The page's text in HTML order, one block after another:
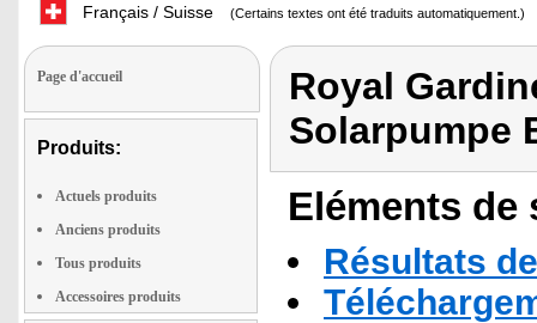
Français / Suisse (Certains textes ont été traduits automatiquement.)
Page d'accueil
Produits:
Actuels produits
Anciens produits
Tous produits
Accessoires produits
Royal
Solarpumpe
Eléments
Résultats